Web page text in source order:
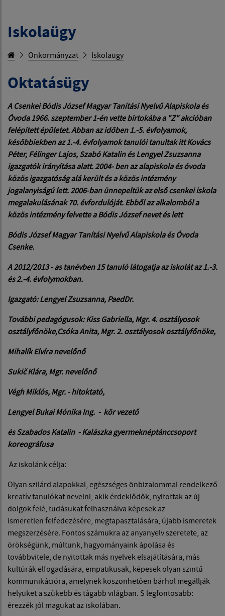
Iskolaügy
Önkormányzat Iskolaügy
Oktatásügy
A Csenkei Bódis József Magyar Tanítási Nyelvű Alapiskola és
Óvoda 1966. szeptember 1-én vette birtokába a "Z" akcióban
felépített épületet. Abban az időben 1.-5. évfolyamok,
későbbiekben az 1.-4. évfolyamok tanulói tanultak itt Kovács
Péter, Félinger Lajos, Szabó Katalin és Lengyel Zsuzsanna
igazgatók irányítása alatt. 2004- ben az alapiskola és óvoda
közös igazgatóság alá került és a közös intézmény
jogalanyiságú lett. 2006-ban ünnepeltük az első csenkei iskola
megalakulásának 70. évfordulóját. Ebből az alkalomból a
közös intézmény felvette a Bódis József nevet és lett
Bódis József Magyar Tanítási Nyelvű Alapiskola és Óvoda
Csenke.
A 2012/2013 - as tanévben 15 tanuló látogatja az iskolát az 1.-3.
és 2.-4. évfolymokban.
Igazgató:Lengyel Zsuzsanna, PaedDr.
További pedagógusok: Kiss Gabriella, Mgr. 4. osztályosok
osztályfőnöke,Csóka Anita, Mgr. 2. osztályosok osztályfőnöke,
Mihalík Elvíra nevelőnő
Sukič Klára, Mgr. nevelőnő
Végh Miklós, Mgr. - hitoktató,
Lengyel Bukai Mónika Ing. - kör vezető
és Szabados Katalin - Kalászka gyermeknéptánccsoport
koreográfusa
Az iskolánk célja:
Olyan szilárd alapokkal, egészséges önbizalommal rendelkező
kreatív tanulókat nevelni, akik érdeklődők, nyitottak az új
dolgok felé, tudásukat felhasználva képesek az
ismeretlen felfedezésére, megtapasztalására, újabb ismeretek
megszerzésére. Fontos számukra az anyanyelv szeretete, az
örökségünk, múltunk, hagyományaink ápolása és
továbbvitele, de nyitottak más nyelvek elsajátítására, más
kultúrák elfogadására, empatikusak, képesek olyan szintű
kommunikációra, amelynek köszönhetően bárhol megállják
helyüket a szűkebb és tágabb világban. S legfontosabb:
érezzék jól magukat az iskolában.